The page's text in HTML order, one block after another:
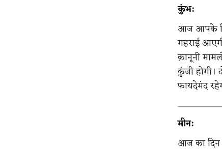
कुंभ:
आज आपके
गहराई
क़ानूनी
कुंजी
फायदेमंद
मीन:
आज का दिन